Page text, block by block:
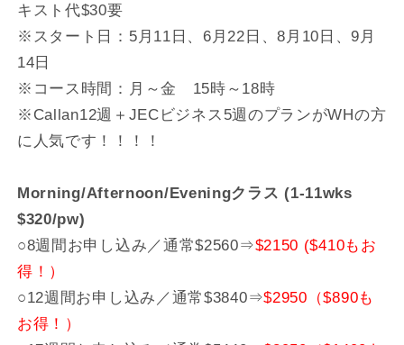
キスト代$30要
※スタート日：5月11日、6月22日、8月10日、9月
14日
※コース時間：月～金 15時～18時
※Callan12週＋JECビジネス5週のプランがWHの方
に人気です！！！！
Morning/Afternoon/Eveningクラス (1-11wks
$320/pw)
○8週間お申し込み／通常$2560⇒$2150 ($410もお
得！）
○12週間お申し込み／通常$3840⇒$2950（$890も
お得！）